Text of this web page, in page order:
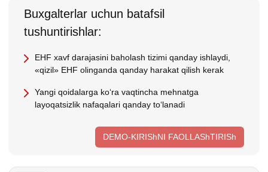
Buхgalterlar uchun batafsil
tushuntirishlar:
EHF хavf darajasini baholash tizimi qanday ishlaydi,
«qizil» EHF olinganda qanday harakat qilish kerak
Yangi qoidalarga koʻra vaqtincha mehnatga
layoqatsizlik nafaqalari qanday toʻlanadi
DEMO-KIRIShNI FAOLLAShTIRISh